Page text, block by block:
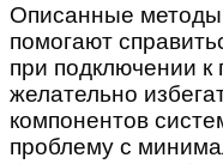
Описанные
помогают
при подключении к
желательно
компонентов
проблему с